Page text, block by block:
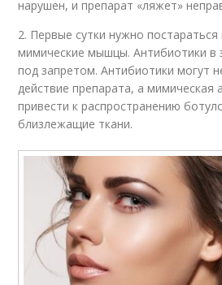
нарушен, и препарат «ляжет»
2. Первые сутки нужно постараться
мимические мышцы. Антибиотики в
под запретом. Антибиотики могут
действие препарата, а мимическая
привести к распространению
близлежащие ткани.